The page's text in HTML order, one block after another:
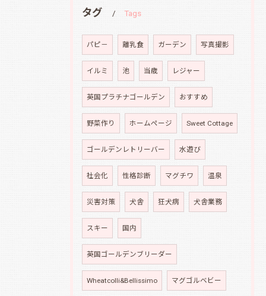
タグ Tags
パピ－ 離乳食 ガーデン 写真撮影
イルミ 池 当歳 レジャー
英国プラチナゴールデン おすすめ
野菜作り ホームページ Sweet Cottage
ゴールデンレトリーバー 水遊び
社会化 性格診断 マグチワ 温泉
災害対策 犬舎 狂犬病 犬舎業務
スキー 国内
英国ゴールデンブリーダー
Wheatcolli&Bellissimo マグゴルベビー